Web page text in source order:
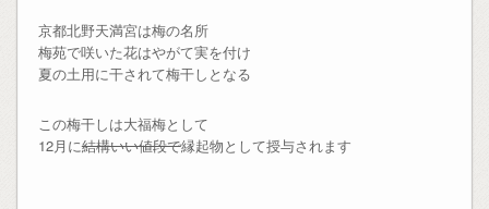
京都北野天満宮は梅の名所
梅苑で咲いた花はやがて実を付け
夏の土用に干されて梅干しとなる
この梅干しは大福梅として
12月に結構いい値段で縁起物として授与されます